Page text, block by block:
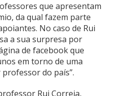
que apresentam
da qual fazem parte
No caso de Rui
a sua surpresa por
de facebook que
em torno de uma
do país”.
Rui Correia,